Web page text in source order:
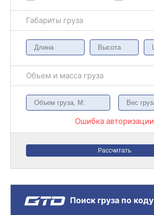
Габариты груза
Объем и масса груза
Ошибка авторизации
Рассчитать
Поиск груза по коду